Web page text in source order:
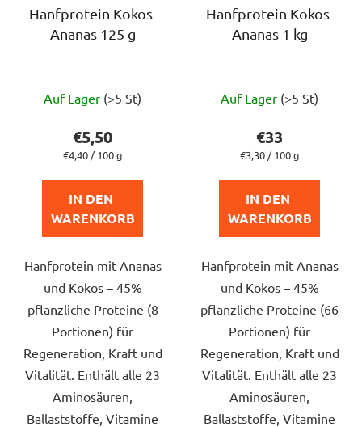
Hanfprotein Kokos-
Ananas 125 g
durchschnittliche
Produktbewertung
ist
von
5
Sternen.
Auf Lager (>5 St)
€5,50
Verkaufspreis:
€4,40 / 100 g
IN DEN
WARENKORB
Hanfprotein mit Ananas
und Kokos – 45%
pflanzliche Proteine (8
Portionen) für
Regeneration, Kraft und
Vitalität. Enthält alle 23
Aminosäuren,
Ballaststoffe, Vitamine
Hanfprotein Kokos-
Ananas 1 kg
ist
von
5
Sternen.
Auf Lager (>5 St)
€33
Verkaufspreis:
€3,30 / 100 g
IN DEN
WARENKORB
Hanfprotein mit Ananas
und Kokos – 45%
pflanzliche Proteine (66
Portionen) für
Regeneration, Kraft und
Vitalität. Enthält alle 23
Aminosäuren,
Ballaststoffe, Vitamine